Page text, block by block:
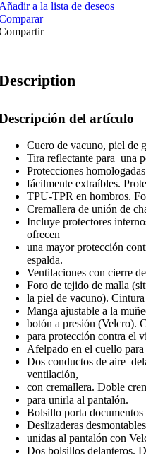
a la lista de deseos
del artículo
Cuero de vacuno, piel de
Tira reflectante para una
Protecciones
fácilmente extraíbles.
TPU-TPR en hombros.
Cremallera de unión de
Incluye protectores
ofrecen
una mayor protección
espalda.
Ventilaciones con cierre
Foro de tejido de malla
la piel de vacuno). Cintura
Manga ajustable a la
botón a presión (Velcro).
para protección contra el
Afelpado en el cuello
Dos conductos de aire
ventilación,
con cremallera. Doble
para unirla al pantalón.
Bolsillo porta
Deslizaderas
unidas al pantalón con
Dos bolsillos delanteros.